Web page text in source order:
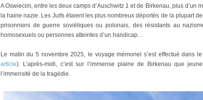
A Oswiecim, entre les deux camps d’Auschwitz 1 et de Birkenau, plus d’un
la haine nazie. Les Juifs étaient les plus nombreux déportés de la plupart
prisonniers de guerre soviétiques ou polonais, des résistants au
homosexuels ou personnes atteintes d’un handicap…
Le matin du 5 novembre 2025, le voyage mémoriel s’est effectué dans
article). L’après-midi, c’est sur l’immense plaine de Birkenau que
l’immensité de la tragédie.